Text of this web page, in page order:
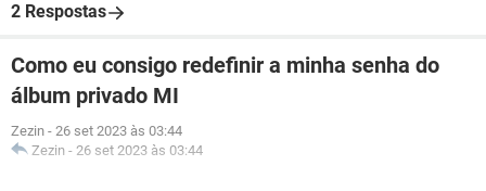
2 Respostas
Como eu consigo redefinir a minha senha do
álbum privado MI
Zezin - 26 set 2023 às 03:44
Zezin - 26 set 2023 às 03:44